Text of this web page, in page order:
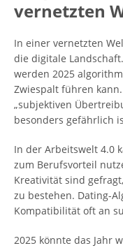
vernetzten
In einer vernetzten
die digitale
werden 2025
Zwiespalt führen
„subjektiven
besonders gefährlich
In der Arbeitswelt 4.0
zum Berufsvorteil
Kreativität sind
zu bestehen. Dating-
Kompatibilität oft an
2025 könnte das Jahr